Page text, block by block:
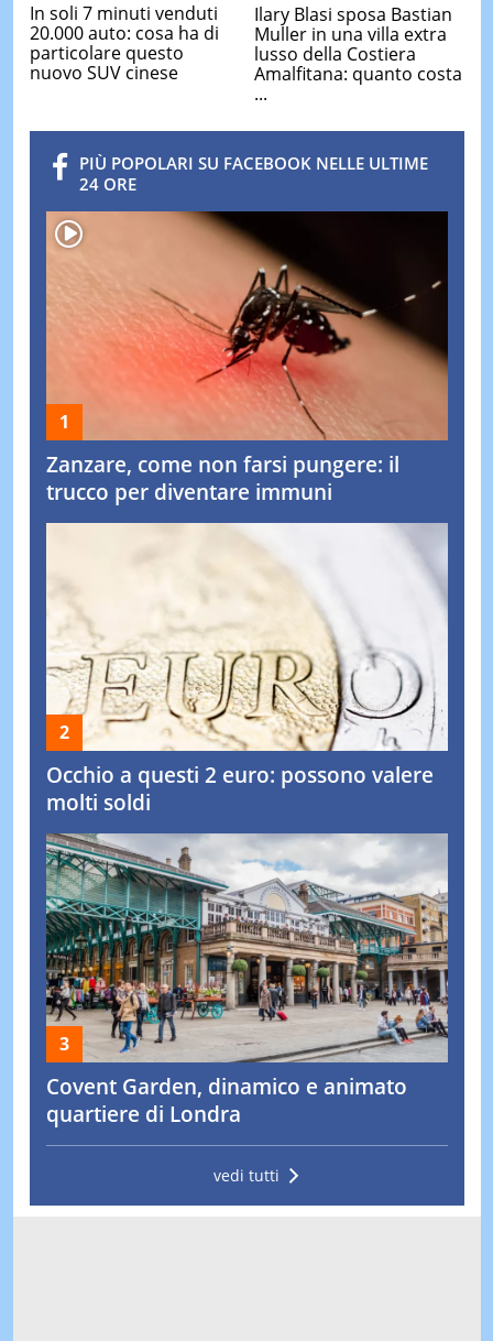
In soli 7 minuti venduti
20.000 auto: cosa ha di
particolare questo
nuovo SUV cinese
Ilary Blasi sposa Bastian
Muller in una villa extra
lusso della Costiera
Amalfitana: quanto costa
...
PIÙ POPOLARI SU FACEBOOK NELLE ULTIME
24 ORE
Zanzare, come non farsi pungere: il
trucco per diventare immuni
Occhio a questi 2 euro: possono valere
molti soldi
Covent Garden, dinamico e animato
quartiere di Londra
vedi tutti